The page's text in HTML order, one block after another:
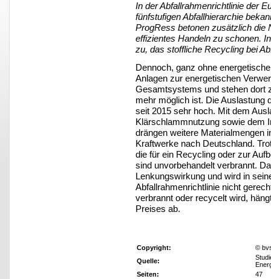
In der Abfallrahmenrichtlinie der
fünfstufigen Abfallhierarchie
ProgRess betonen zusätzlich die
effizientes Handeln zu schonen.
zu, das stoffliche Recycling bei
Dennoch, ganz ohne
Anlagen zur energetischen
Gesamtsystems und stehen dort
mehr möglich ist. Die Auslastung
seit 2015 sehr hoch. Mit dem
Klärschlammnutzung sowie dem
drängen weitere Materialmengen
Kraftwerke nach Deutschland.
die für ein Recycling oder zur
sind unvorbehandelt verbrannt.
Lenkungswirkung und wird in
Abfallrahmenrichtlinie nicht
verbrannt oder recycelt wird,
Preises ab.
Copyright:
©
Quelle:
Seiten:
47